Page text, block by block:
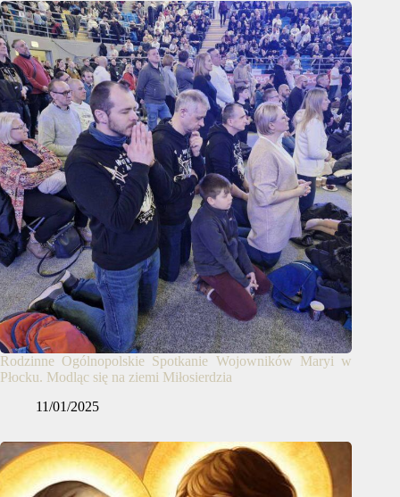
Rodzinne Ogólnopolskie Spotkanie Wojowników Maryi w
Płocku. Modląc się na ziemi Miłosierdzia
11/01/2025